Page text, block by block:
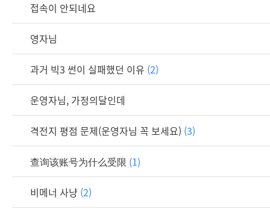
접속이 안되네요
영자님
과거 빅3 썬이 실패했던 이유 (2)
운영자님, 가정의달인데
격전지 평점 문제(운영자님 꼭 보세요) (3)
查询该账号为什么受限 (1)
비메너 사냥 (2)